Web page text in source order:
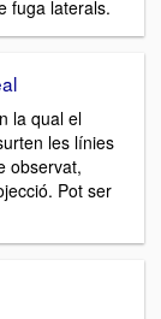
fuga laterals.
la qual el
les línies
observat,
Pot ser